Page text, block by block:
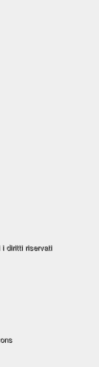
diritti riservati